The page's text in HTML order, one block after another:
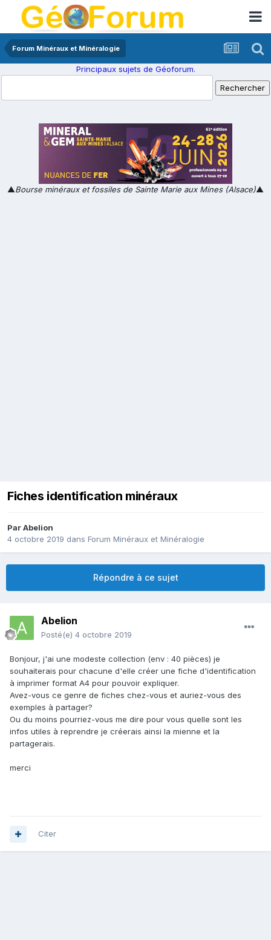
Forum Minéraux et Minéralogie
Principaux sujets de Géoforum.
▲Bourse minéraux et fossiles de Sainte Marie aux Mines (Alsace)▲
Fiches identification minéraux
ParAbelion
4 octobre 2019 dans Forum Minéraux et Minéralogie
Répondre à ce sujet
Abelion
Posté(e) 4 octobre 2019
Bonjour, j'ai une modeste collection (env : 40 pièces) je
souhaiterais pour chacune d'elle créer une fiche d'identification
à imprimer format A4 pour pouvoir expliquer.
Avez-vous ce genre de fiches chez-vous et auriez-vous des
exemples à partager?
Ou du moins pourriez-vous me dire pour vous quelle sont les
infos utiles à reprendre je créerais ainsi la mienne et la
partagerais.
merci
Citer